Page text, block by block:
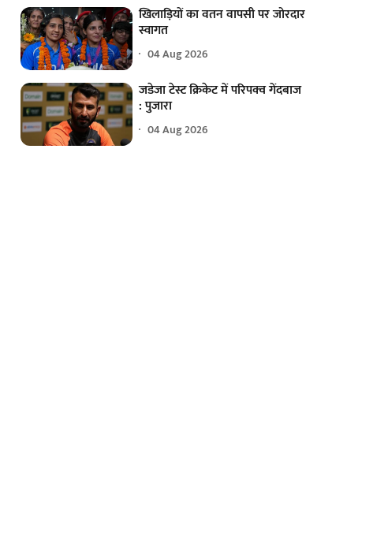
खिलाड़ियों का वतन वापसी पर जोरदार
स्वागत
04 Aug 2026
जडेजा टेस्ट क्रिकेट में परिपक्व गेंदबाज
: पुजारा
04 Aug 2026